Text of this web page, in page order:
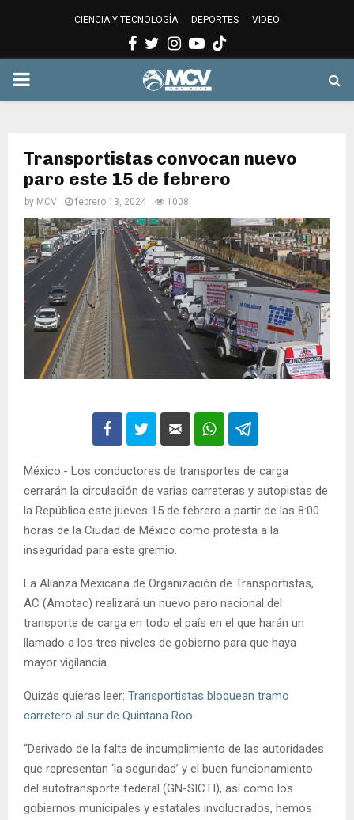
CIENCIA Y TECNOLOGÍA DEPORTES VIDEO
Facebook
Twitter
Instagram
Youtube
PRIMARY
Transportistas convocan nuevo
paro este 15 de febrero
by MCV febrero 13, 2024 1008
México.- Los conductores de transportes de carga
cerrarán la circulación de varias carreteras y autopistas de
la República este jueves 15 de febrero a partir de las 8:00
horas de la Ciudad de México como protesta a la
inseguridad para este gremio.
La Alianza Mexicana de Organización de Transportistas,
AC (Amotac) realizará un nuevo paro nacional del
transporte de carga en todo el país en el que harán un
llamado a los tres niveles de gobierno para que haya
mayor vigilancia.
Quizás quieras leer: Transportistas bloquean tramo
carretero al sur de Quintana Roo
“Derivado de la falta de incumplimiento de las autoridades
que representan ‘la seguridad’ y el buen funcionamiento
del autotransporte federal (GN-SICTI), así como los
gobiernos municipales y estatales involucrados, hemos